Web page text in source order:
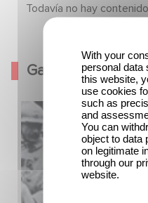
Todavía no hay
Galería
With your
personal data
this website,
use cookies
such as
and
You can
object to data
on legitimate
through our
website.